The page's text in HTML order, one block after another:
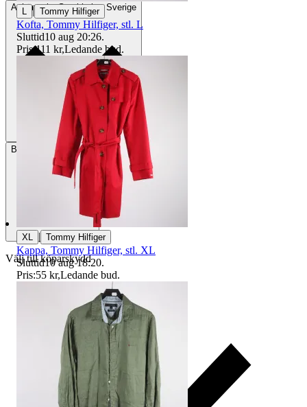
AvhämtningStockholm, Sverige
Betalning Via Tradera
Välj till köparskydd
| Tommy Hilfiger
Kofta, Tommy Hilfiger, stl. L
Sluttid10 aug 20:26.
Pris:111 kr,Ledande bud.
XL | Tommy Hilfiger
Kappa, Tommy Hilfiger, stl. XL
Sluttid10 aug 18:20.
Pris:55 kr,Ledande bud.